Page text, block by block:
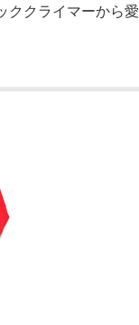
ククライマーから愛